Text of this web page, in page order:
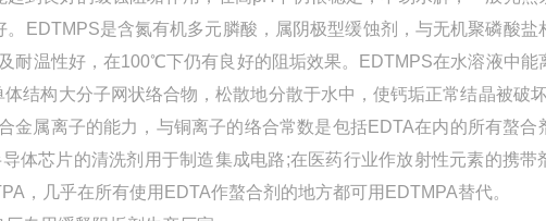
EDTMPS是含氮有机多元膦酸，属阴极型缓蚀剂，与无机聚磷酸盐
耐温性好，在100℃下仍有良好的阻垢效果。EDTMPS在水溶液中能
结构大分子网状络合物，松散地分散于水中，使钙垢正常结晶被破
金属离子的能力，与铜离子的络合常数是包括EDTA在内的所有螯合
体芯片的清洗剂用于制造集成电路;在医药行业作放射性元素的携带
，几乎在所有使用EDTA作螯合剂的地方都可用EDTMPA替代。